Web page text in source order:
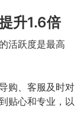
升1.6倍
活跃度是最高
购、客服及时对
贴心和专业，以